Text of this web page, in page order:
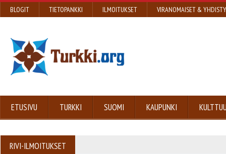
BLOGIT TIETOPANKKI ILMOITUKSET VIRANOMAISET &
ETUSIVU TURKKI SUOMI KAUPUNKI
RIVI-ILMOITUKSET